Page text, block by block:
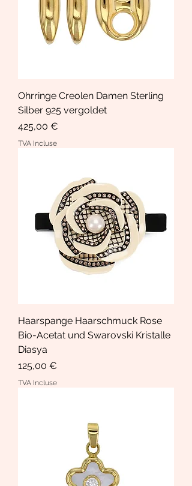
Ohrringe Creolen Damen Sterling
Silber 925 vergoldet
Prix
425,00 €
TVA Incluse
Haarspange Haarschmuck Rose
Bio-Acetat und Swarovski Kristalle
Diasya
Prix
125,00 €
TVA Incluse